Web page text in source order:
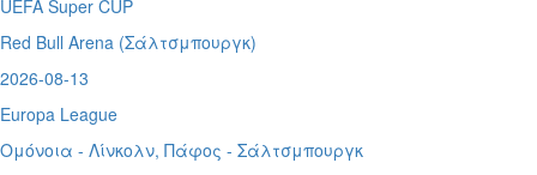
UEFA Super CUP
Red Bull Arena (Σάλτσμπουργκ)
2026-08-13
Europa League
Ομόνοια - Λίνκολν, Πάφος - Σάλτσμπουργκ